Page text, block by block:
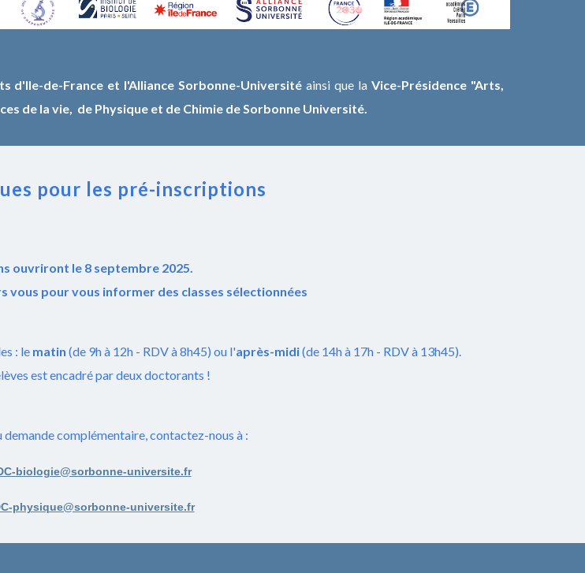
d'Ile-de-France et l'Alliance Sorbonne-Université ainsi que la Vice-Présidence "Arts,
de la vie, de Physique et de Chimie de Sorbonne Université.
pour les pré-inscriptions
ouvriront le 8 septembre 2025.
vous pour vous informer des classes sélectionnées
: le matin (de 9h à 12h - RDV à 8h45) ou l'après-midi(de 14h à 17h - RDV à 13h45).
est encadré par deux doctorants !
complémentaire, contactez-nous à :
biologie@sorbonne-universite.fr
physique@sorbonne-universite.fr